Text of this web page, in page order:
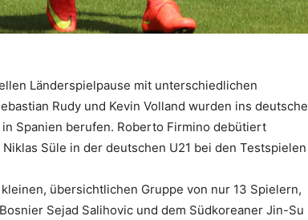
Länderspielpause mit unterschiedlichen
Rudy und Kevin Volland wurden ins deutsche
Spanien berufen. Roberto Firmino debütiert
Süle in der deutschen U21 bei den Testspielen
übersichtlichen Gruppe von nur 13 Spielern,
Sejad Salihovic und dem Südkoreaner Jin-Su